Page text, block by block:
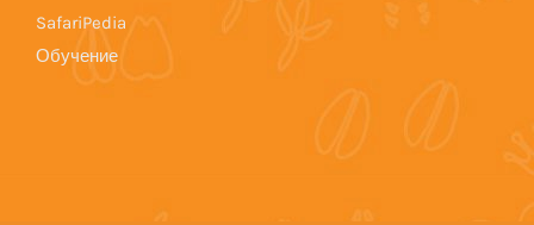
SafariPedia
Обучение